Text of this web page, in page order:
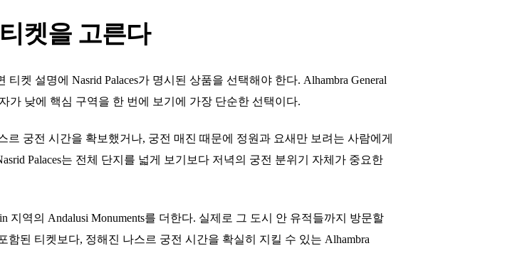
켓을 고른다
켓 설명에 Nasrid Palaces가 명시된 상품을 선택해야 한다. Alhambra General
가 낮에 핵심 구역을 한 번에 보기에 가장 단순한 선택이다.
르 궁전 시간을 확보했거나, 궁전 매진 때문에 정원과 요새만 보려는 사람에게
Palaces는 전체 단지를 넓게 보기보다 저녁의 궁전 분위기 자체가 중요한
지역의 Andalusi Monuments를 더한다. 실제로 그 도시 안 유적들까지 방문할
된 티켓보다, 정해진 나스르 궁전 시간을 확실히 지킬 수 있는 Alhambra